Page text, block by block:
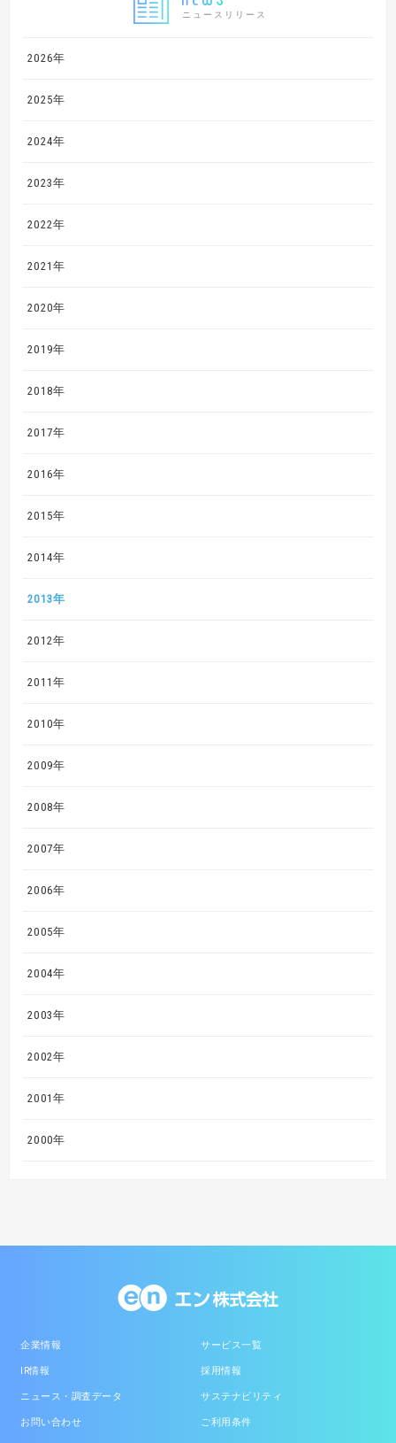
ニュースリリース
2026年
2025年
2024年
2023年
2022年
2021年
2020年
2019年
2018年
2017年
2016年
2015年
2014年
2013年
2012年
2011年
2010年
2009年
2008年
2007年
2006年
2005年
2004年
2003年
2002年
2001年
2000年
企業情報 サービス一覧
IR情報 採用情報
ニュース・調査データ サステナビリティ
お問い合わせ ご利用条件